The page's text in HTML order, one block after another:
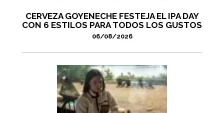
CERVEZA GOYENECHE FESTEJA EL IPA DAY
CON 6 ESTILOS PARA TODOS LOS GUSTOS
06/08/2026